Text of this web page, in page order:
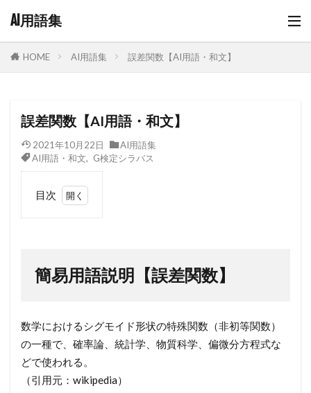
AI用語集
HOME AI用語集 誤差関数【AI用語・和文】
誤差関数【AI用語・和文】
2021年10月22日
AI用語集
AI用語・和文
G検定シラバス
目次
【誤
差
関
簡易用語説明【誤差関数】
数学におけるシグモイド形状の特殊関数（非初等関数）
の一種で、確率論、統計学、物質科学、偏微分方程式な
どで使われる。
（引用元：wikipedia）